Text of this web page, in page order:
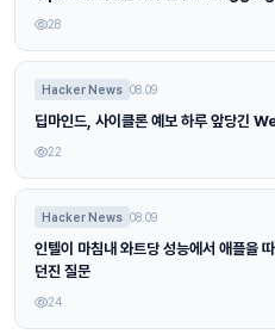
28
Hacker News 08.09
딥마인드, 사이클론 예보 하루 앞당긴
22
Hacker News 08.09
인텔이 마침내 와트당 성능에서 애플을
던진 질문
24